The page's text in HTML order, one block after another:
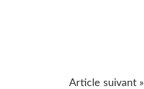
Article suivant »